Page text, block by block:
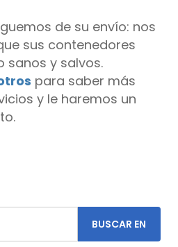
de su envío: nos
sus contenedores
sanos y salvos.
para saber más
y le haremos un